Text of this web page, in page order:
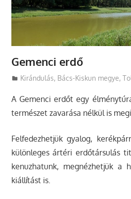
Gemenci erdő
Utazasok.org
Kirándulás, Bács-Kiskun megye,
A Gemenci erdőt egy
természet zavarása nélkül is
Felfedezhetjük gyalog,
különleges ártéri erdőtársulás
kenuzhatunk, megnézhetjük a
kiállítást is.